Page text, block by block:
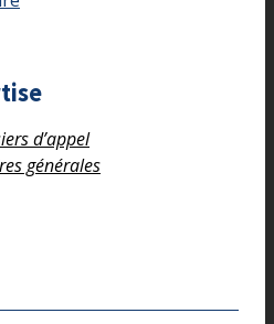
d’appel
générales